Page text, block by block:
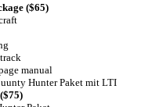
($65)
manual
Hunter Paket mit LTI